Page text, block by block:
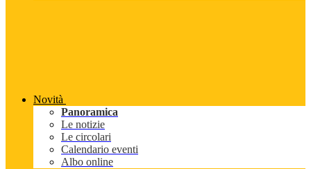
Novità
Panoramica
Le notizie
Le circolari
Calendario eventi
Albo online